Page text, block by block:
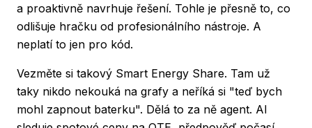
a proaktivně navrhuje řešení. Tohle je přesně to, co
odlišuje hračku od profesionálního nástroje. A
neplatí to jen pro kód.
Vezměte si takový Smart Energy Share. Tam už
taky nikdo nekouká na grafy a neříká si "teď bych
mohl zapnout baterku". Dělá to za ně agent. AI